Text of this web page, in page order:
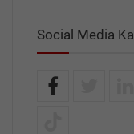
Social Media